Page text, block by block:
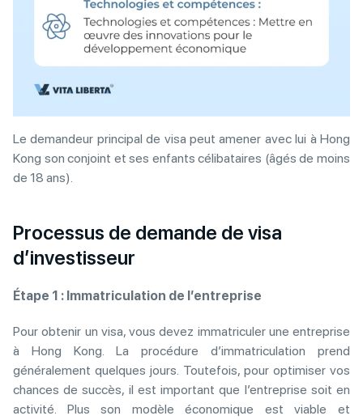
Le demandeur principal de visa peut amener avec lui à Hong
Kong son conjoint et ses enfants célibataires (âgés de moins
de 18 ans).
Processus de demande de visa
d’investisseur
Étape 1 : Immatriculation de l’entreprise
Pour obtenir un visa, vous devez immatriculer une entreprise
à Hong Kong. La procédure d’immatriculation prend
généralement quelques jours. Toutefois, pour optimiser vos
chances de succès, il est important que l’entreprise soit en
activité. Plus son modèle économique est viable et